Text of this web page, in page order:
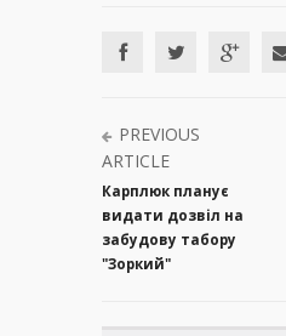
PREVIOUS
ARTICLE
Карплюк планує
видати дозвіл на
забудову табору
"Зоркий"